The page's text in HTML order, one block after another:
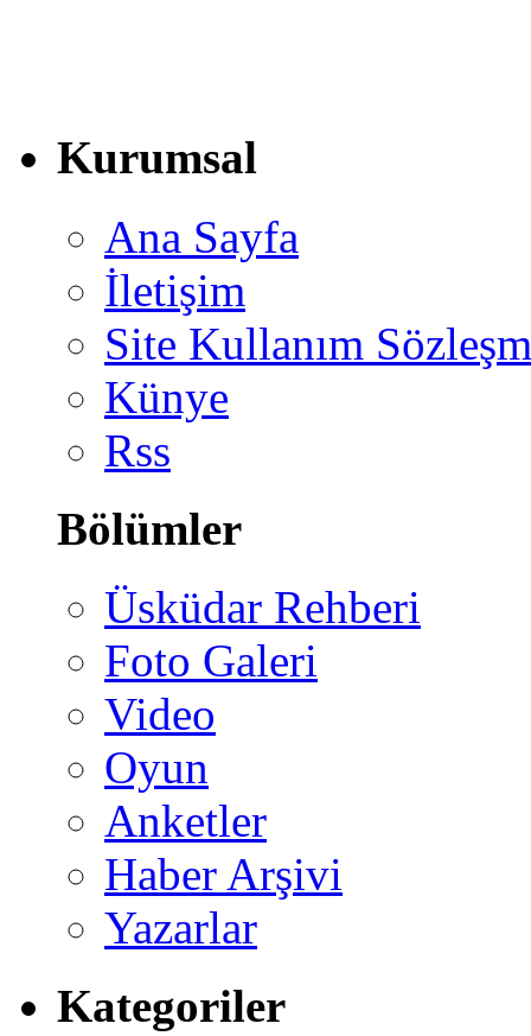
Kurumsal
Ana Sayfa
İletişim
Site Kullanım
Künye
Rss
Bölümler
Üsküdar Rehberi
Foto Galeri
Video
Oyun
Anketler
Haber Arşivi
Yazarlar
Kategoriler